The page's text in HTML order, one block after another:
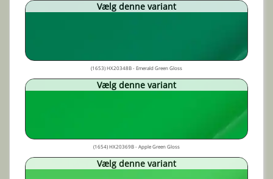
Vælg denne variant
(1653) HX20348B - Emerald Green Gloss
Vælg denne variant
(1654) HX20369B - Apple Green Gloss
Vælg denne variant